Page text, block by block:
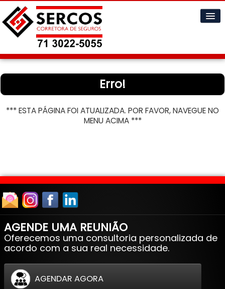
Home
Informações
Erro!
*** ESTA PÁGINA FOI ATUALIZADA. POR FAVOR, NAVEGUE NO
MENU ACIMA ***
AGENDE UMA REUNIÃO
Oferecemos uma consultoria personalizada de
acordo com a sua real necessidade.
AGENDAR AGORA